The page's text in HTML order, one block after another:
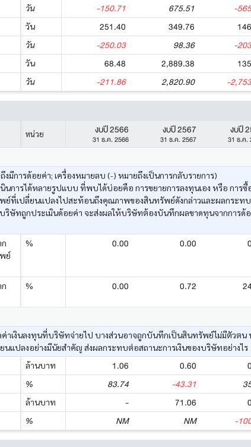
วัน -150.71 675.51 -
วัน 251.40 349.76
วัน -250.03 98.36 -
วัน 68.48 2,889.38
วัน -211.86 2,820.90 -
หน่วย งบปี 2566
31 ธ.ค. 2566
งบปี 2567
31 ธ.ค. 2567
งบปี
31 ธ.ค.
มีการด้อยค่า; เครื่องหมายลบ (-) หมายถึงเป็นการกลับรายการ)
นินการได้หลายรูปแบบ ที่พบได้บ่อยคือ การขยายการลงทุนเอง หรือ กา
ย์ที่เปลี่ยนแปลงไปสะท้อนถึงคุณภาพของสินทรัพย์ดังกล่าวและผลกระท
ษัทถูกประเมินด้อยค่า จะส่งผลให้บริษัทต้องบันทึกผลขาดทุนจากการด้อ
ย์
% 0.00 0.00
% 0.00 0.72
าเงินลงทุนที่บริษัทจ่ายไป บางส่วนอาจถูกบันทึกเป็นสินทรัพย์ไม่มีตัวตน
นแปลงอย่างมีนัยสำคัญ ส่งผลกระทบต่อสถานะการเงินของบริษัทอย่างไร
ล้านบาท 1.06 0.60
% 83.74 -43.31
ล้านบาท - 71.06
% NM NM -